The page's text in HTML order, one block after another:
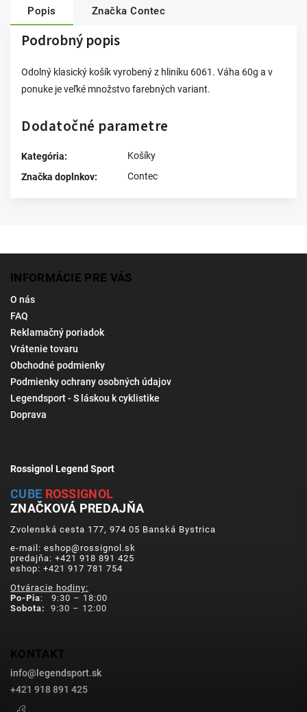
Popis Značka Contec
Podrobný popis
Odolný klasický košík vyrobený z hliníku 6061. Váha 60g a v
ponuke je veľké množstvo farebných variant.
Dodatočné parametre
Kategória:
Košíky
Značka doplnkov: Contec
INFORMÁCIE PRE VÁS
O nás
FAQ
Reklamačný poriadok
Vrátenie tovaru
Obchodné podmienky
Podmienky ochrany osobných údajov
Legendsport - S láskou k cyklistike
Doprava
Rossignol Legend Sport
CUBE ROSSIGNOL
ZNAČKOVÁ PREDAJŇA
Zvolenská cesta 177, 974 05 Banská Bystrica
e-mail: eshop@rossignol.sk
predajňa: +421 918 891 425
eshop: +421 917 781 754
Otváracie hodiny:
Po-Pia: 9:30 – 18:00
Sobota:
9:30 – 12:00
KONTAKT
info@ legendsport.sk
+421 918 891 425